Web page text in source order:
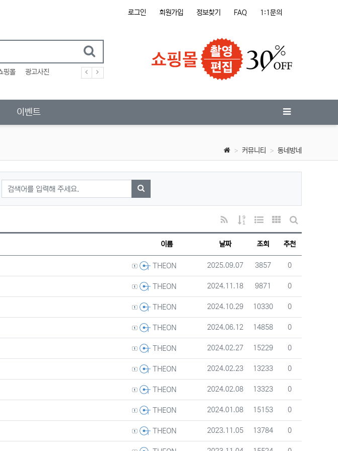
로그인 회원가입 정보찾기 FAQ 1:1문의
핑몰 광고사진
이벤트
커뮤니티 동네방네
검색어
검색하기
RSS
게시물 정렬
웹진 스타일갤러리 스타일
게시판 검색
이름 날짜 조회 추천
등록자THEON 등록일
2025.09.07 조회
3857 추천
0
등록자THEON 등록일
2024.11.18 조회
9871 추천
0
등록자THEON 등록일
2024.10.29 조회
10330 추천
0
등록자THEON 등록일
2024.06.12 조회
14858 추천
0
등록자THEON 등록일
2024.02.27 조회
15229 추천
0
등록자THEON 등록일
2024.02.23 조회
13233 추천
0
등록자THEON 등록일
2024.02.08 조회
13323 추천
0
등록자THEON 등록일
2024.01.08 조회
15153 추천
0
등록자THEON 등록일
2023.11.05 조회
13784 추천
0